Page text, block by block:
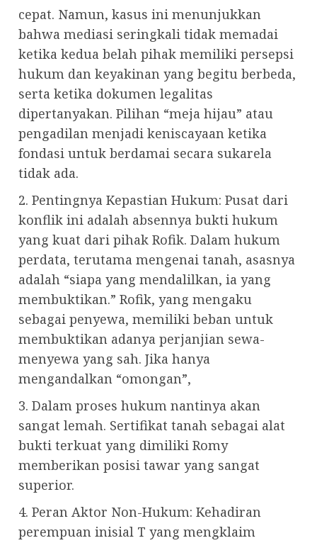
cepat. Namun, kasus ini menunjukkan
bahwa mediasi seringkali tidak memadai
ketika kedua belah pihak memiliki persepsi
hukum dan keyakinan yang begitu berbeda,
serta ketika dokumen legalitas
dipertanyakan. Pilihan “meja hijau” atau
pengadilan menjadi keniscayaan ketika
fondasi untuk berdamai secara sukarela
tidak ada.
2. Pentingnya Kepastian Hukum: Pusat dari
konflik ini adalah absennya bukti hukum
yang kuat dari pihak Rofik. Dalam hukum
perdata, terutama mengenai tanah, asasnya
adalah “siapa yang mendalilkan, ia yang
membuktikan.” Rofik, yang mengaku
sebagai penyewa, memiliki beban untuk
membuktikan adanya perjanjian sewa-
menyewa yang sah. Jika hanya
mengandalkan “omongan”,
3. Dalam proses hukum nantinya akan
sangat lemah. Sertifikat tanah sebagai alat
bukti terkuat yang dimiliki Romy
memberikan posisi tawar yang sangat
superior.
4. Peran Aktor Non-Hukum: Kehadiran
perempuan inisial T yang mengklaim